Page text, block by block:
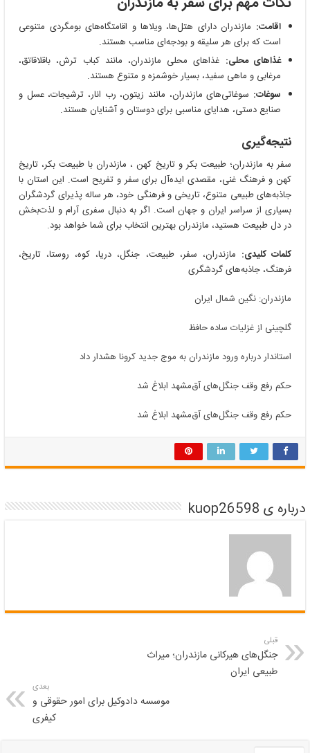
اقامت: مازندران دارای هتل‌ها، ویلاها و اقامتگاه‌های بومگردی متنوعی
است که برای هر سلیقه و بودجه‌ای مناسب هستند.
غذاهای محلی: غذاهای محلی مازندران، مانند کباب ترش، باقلاقاتق،
مرغابی و ماهی سفید، بسیار خوشمزه و متنوع هستند.
سوغات: سوغاتی‌های مازندران، مانند زیتون، رب انار، ترشیجات، عسل و
صنایع دستی، هدایای مناسبی برای دوستان و آشنایان هستند.
نتیجه‌گیری
سفر به مازندران؛ طبیعت بکر و تاریخ کهن ، مازندران با طبیعت بکر، تاریخ
کهن و فرهنگ غنی، مقصدی ایده‌آل برای سفر و تفریح است. این استان با
جاذبه‌های طبیعی متنوع، تاریخی و فرهنگی خود، هر ساله پذیرای گردشگران
بسیاری از سراسر ایران و جهان است. اگر به دنبال سفری آرام و لذت‌بخش
در دل طبیعت هستید، مازندران بهترین انتخاب برای شما خواهد بود.
کلمات کلیدی: مازندران، سفر، طبیعت، جنگل، دریا، کوه، روستا، تاریخ،
فرهنگ، جاذبه‌های گردشگری
مازندران: نگین شمال ایران
گلچینی از غزلیات ساده حافظ
استاندار درباره ورود مازندران به موج جدید کرونا هشدار داد
حکم رفع وقف جنگل‌های آق‌مشهد ابلاغ شد
حکم رفع وقف جنگل‌های آق‌مشهد ابلاغ شد
درباره ی kuop26598
قبلی
جنگل‌های هیرکانی مازندران؛ میراث
طبیعی ایران
بعدی
موسسه دادوکیل برای امور حقوقی و
کیفری